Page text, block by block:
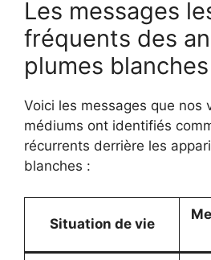
Les messages
fréquents des
plumes blanches
Voici les messages que nos
médiums ont identifiés
récurrents derrière les
blanches :
Situation de vie